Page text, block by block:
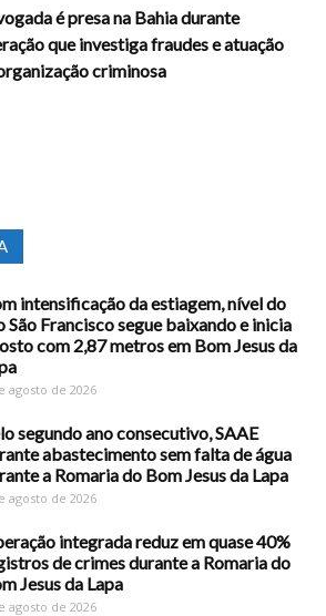
é presa na Bahia durante
que investiga fraudes e atuação
criminosa
intensificação da estiagem, nível do
São Francisco segue baixando e inicia
com 2,87 metros em Bom Jesus da
agosto de 2026
segundo ano consecutivo, SAAE
abastecimento sem falta de água
a Romaria do Bom Jesus da Lapa
agosto de 2026
integrada reduz em quase 40%
de crimes durante a Romaria do
Jesus da Lapa
agosto de 2026